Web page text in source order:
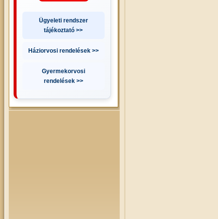
Ügyeleti rendszer
tájékoztató >>
Háziorvosi rendelések >>
Gyermekorvosi
rendelések >>